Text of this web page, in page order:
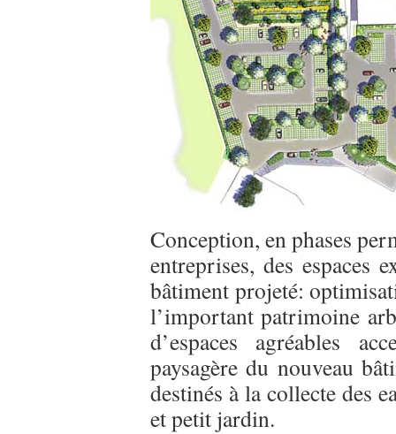
Conception, en phases
entreprises, des espaces
bâtiment projeté:
l’important patrimoine
d’espaces agréables
paysagère du nouveau
destinés à la collecte des
et petit jardin.